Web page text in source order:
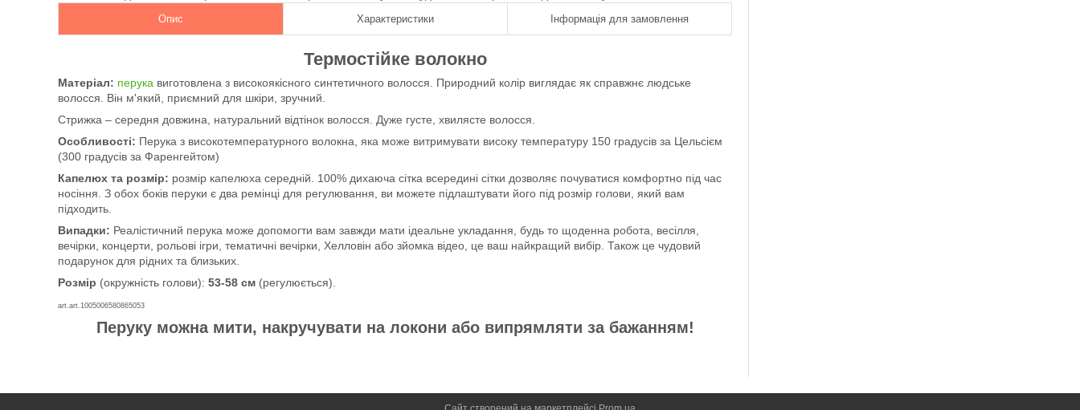
Опис Характеристики Інформація для замовлення
Термостійке волокно
Матеріал: перука виготовлена з високоякісного синтетичного волосся. Природний колір виглядає як справжнє людське
волосся. Він м'який, приємний для шкіри, зручний.
Стрижка – середня довжина, натуральний відтінок волосся. Дуже густе, хвилясте волосся.
Особливості: Перука з високотемпературного волокна, яка може витримувати високу температуру 150 градусів за Цельсієм
(300 градусів за Фаренгейтом)
Капелюх та розмір: розмір капелюха середній. 100% дихаюча сітка всередині сітки дозволяє почуватися комфортно під час
носіння. З обох боків перуки є два ремінці для регулювання, ви можете підлаштувати його під розмір голови, який вам
підходить.
Випадки: Реалістичний перука може допомогти вам завжди мати ідеальне укладання, будь то щоденна робота, весілля,
вечірки, концерти, рольові ігри, тематичні вечірки, Хелловін або зйомка відео, це ваш найкращий вибір. Також це чудовий
подарунок для рідних та близьких.
Розмір (окружність голови): 53-58 см (регулюється).
art.art.1005006580865053
Перуку можна мити, накручувати на локони або випрямляти за бажанням!